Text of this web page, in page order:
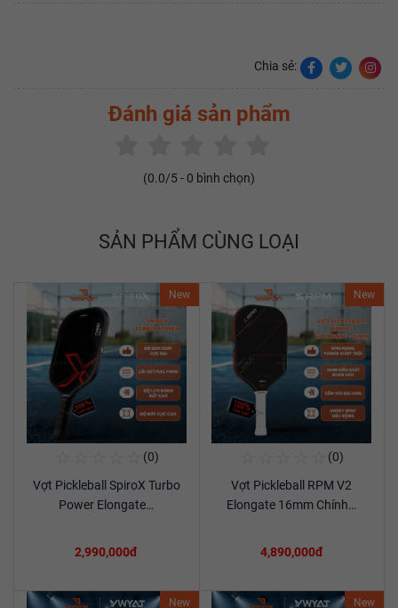
Chia sẻ:
Đánh giá sản phẩm
(0.0/5 - 0 bình chọn)
SẢN PHẨM CÙNG LOẠI
New
Xem chi tiết
(0)
Vợt Pickleball SpiroX Turbo
Power Elongate…
2,990,000đ
New
(0)
Vợt Pickleball RPM V2
Elongate 16mm Chính…
4,890,000đ
New New